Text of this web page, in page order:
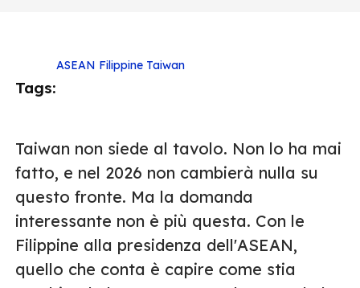
Tags:
ASEAN Filippine Taiwan
Taiwan non siede al tavolo. Non lo ha mai
fatto, e nel 2026 non cambierà nulla su
questo fronte. Ma la domanda
interessante non è più questa. Con le
Filippine alla presidenza dell'ASEAN,
quello che conta è capire come stia